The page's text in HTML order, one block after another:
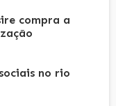
compra a
no rio